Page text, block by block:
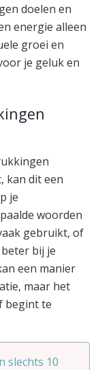
doelen en
energie alleen
groei en
je geluk en
kan dit een
je
woorden
gebruikt, of
bij je
een manier
maar het
begint te
slechts 10